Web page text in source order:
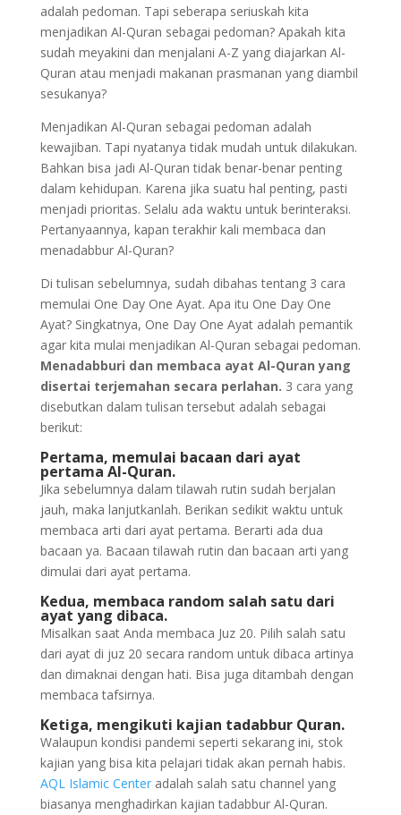
adalah pedoman. Tapi seberapa seriuskah kita
menjadikan Al-Quran sebagai pedoman? Apakah kita
sudah meyakini dan menjalani A-Z yang diajarkan Al-
Quran atau menjadi makanan prasmanan yang diambil
sesukanya?
Menjadikan Al-Quran sebagai pedoman adalah
kewajiban. Tapi nyatanya tidak mudah untuk dilakukan.
Bahkan bisa jadi Al-Quran tidak benar-benar penting
dalam kehidupan. Karena jika suatu hal penting, pasti
menjadi prioritas. Selalu ada waktu untuk berinteraksi.
Pertanyaannya, kapan terakhir kali membaca dan
menadabbur Al-Quran?
Di tulisan sebelumnya, sudah dibahas tentang 3 cara
memulai One Day One Ayat. Apa itu One Day One
Ayat? Singkatnya, One Day One Ayat adalah pemantik
agar kita mulai menjadikan Al-Quran sebagai pedoman.
Menadabburi dan membaca ayat Al-Quran yang
disertai terjemahan secara perlahan. 3 cara yang
disebutkan dalam tulisan tersebut adalah sebagai
berikut:
Pertama, memulai bacaan dari ayat
pertama Al-Quran.
Jika sebelumnya dalam tilawah rutin sudah berjalan
jauh, maka lanjutkanlah. Berikan sedikit waktu untuk
membaca arti dari ayat pertama. Berarti ada dua
bacaan ya. Bacaan tilawah rutin dan bacaan arti yang
dimulai dari ayat pertama.
Kedua, membaca random salah satu dari
ayat yang dibaca.
Misalkan saat Anda membaca Juz 20. Pilih salah satu
dari ayat di juz 20 secara random untuk dibaca artinya
dan dimaknai dengan hati. Bisa juga ditambah dengan
membaca tafsirnya.
Ketiga, mengikuti kajian tadabbur Quran.
Walaupun kondisi pandemi seperti sekarang ini, stok
kajian yang bisa kita pelajari tidak akan pernah habis.
AQL Islamic Centeradalah salah satu channel yang
biasanya menghadirkan kajian tadabbur Al-Quran.